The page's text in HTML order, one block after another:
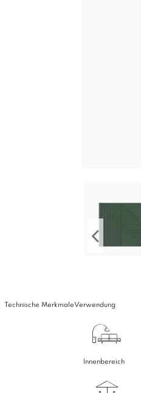
Technische MerkmaleVerwendung
Innenbereich